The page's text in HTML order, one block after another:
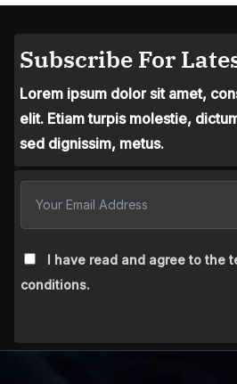
Subscribe For
Lorem ipsum dolor sit amet,
elit. Etiam turpis molestie,
sed dignissim, metus.
I have read and agree to the
conditions.